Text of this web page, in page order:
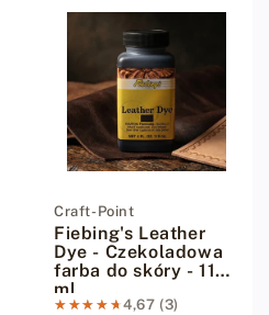
Dostawca:
Craft-Point
Fiebing's Leather
Dye - Czekoladowa
farba do skóry - 118
ml
★★★★★
★★★★★4,67 (3)